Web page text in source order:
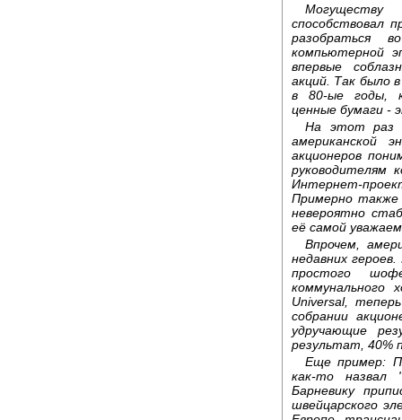
Могуществу
способствовал
разобраться
компьютерной
впервые
акций. Так было
в 80-ые годы,
ценные бумаги -
На этот раз
американской
акционеров
руководителям
Интернет-
Примерно также
невероятно
её самой
Впрочем,
недавних
простого
коммунального
Universal,
собрании
удручающие
результат, 40%
Еще пример:
как-то назвал
Барневику
швейцарского